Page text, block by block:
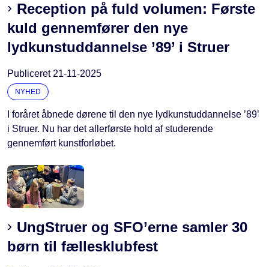
Reception på fuld volumen: Første
kuld gennemfører den nye
lydkunstuddannelse ’89’ i Struer
Publiceret21-11-2025
NYHED
I foråret åbnede dørene til den nye lydkunstuddannelse ’89’
i Struer. Nu har det allerførste hold af studerende
gennemført kunstforløbet.
UngStruer og SFO’erne samler 30
børn til fællesklubfest